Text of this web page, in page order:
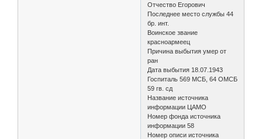
Отчество Егорович
Последнее место службы 44
бр. инт.
Воинское звание
красноармеец
Причина выбытия умер от
ран
Дата выбытия 18.07.1943
Госпиталь 569 МСБ, 64 ОМСБ
59 гв. сд
Название источника
информации ЦАМО
Номер фонда источника
информации 58
Номер описи источника